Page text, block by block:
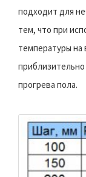
подходит для
тем, что при
температуры на
прогрева пола.